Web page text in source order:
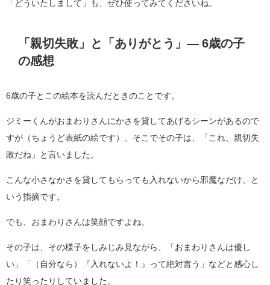
「どういたしまして」も、ぜひ使ってみてくださいね。
「親切失敗」と「ありがとう」― 6歳の子
の感想
6歳の子とこの絵本を読んだときのことです。
ジミーくんがおまわりさんにかさを貸してあげるシーンがあるので
すが（ちょうど表紙の絵です）、そこでその子は、「これ、親切失
敗だね」と言いました。
こんな小さなかさを貸してもらっても入れないから邪魔なだけ、と
いう指摘です。
でも、おまわりさんは笑顔ですよね。
その子は、その様子をしみじみ見ながら、「おまわりさんは優し
い」「（自分なら）『入れないよ！』って絶対言う」などと感心し
たり笑ったりしていました。